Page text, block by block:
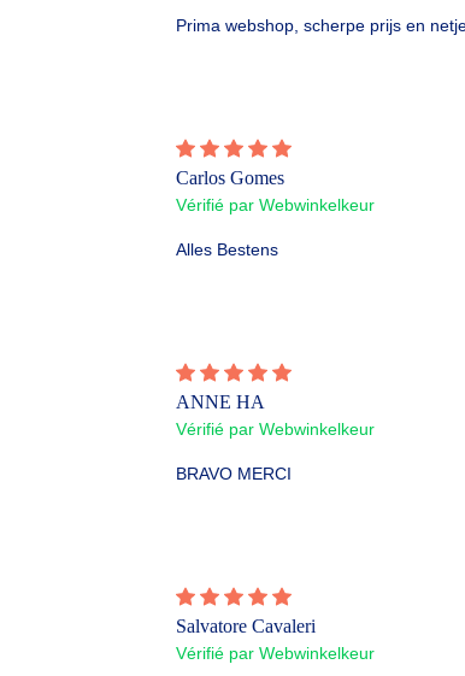
Prima webshop, scherpe prijs en
Carlos Gomes
Vérifié par Webwinkelkeur
Alles Bestens
ANNE HA
Vérifié par Webwinkelkeur
BRAVO MERCI
Salvatore Cavaleri
Vérifié par Webwinkelkeur